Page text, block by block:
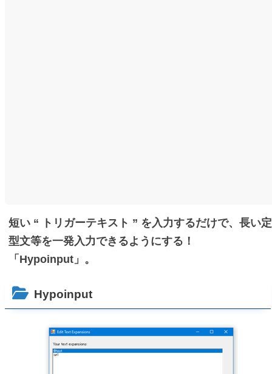
短い “ トリガーテキスト ” を入力するだけで、長い定
型文等を一発入力できるようにする！
「Hypoinput」。
Hypoinput